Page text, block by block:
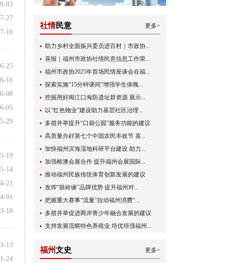
03
27
10
25
16
08
05
29
19
14
21
01
18
13
24
社情民意 更多>
助力乡村全面振兴委员进百村｜市政协...
喜报｜福州市政协社情民意信息工作荣...
福州市政协2025年首场民情座谈会在福...
探索实施“15分钟课间”增强学生体魄...
挖掘用好闽江口海防遗址群资源 展示...
以“红色物业”建设助力基层社区治理...
多措并举提升“口袋公园”服务功能的建议
高质量办好第七个中国农民丰收节 喜...
加快福州滨海湿地科研平台建设 助力...
加强榕澳会展合作 提升福州会展国际...
推动福州民族传统体育创新发展的建议
发挥“鼓岭缘”品牌优势 提升福州对...
把握重大赛事“流量”拉动福州消费“...
多措并举促进两岸青少年融合发展的建议
支持发展流蜞特色养殖业 培优培强福州...
福州文史 更多>